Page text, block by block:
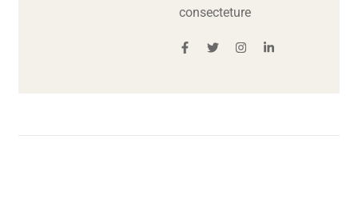
consecteture